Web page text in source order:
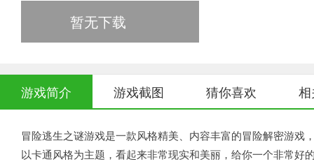
暂无下载
游戏简介 游戏截图 猜你喜欢
冒险逃生之谜游戏是一款风格精美、内容丰富的冒险解密游
以卡通风格为主题，看起来非常现实和美丽，给你一个非常